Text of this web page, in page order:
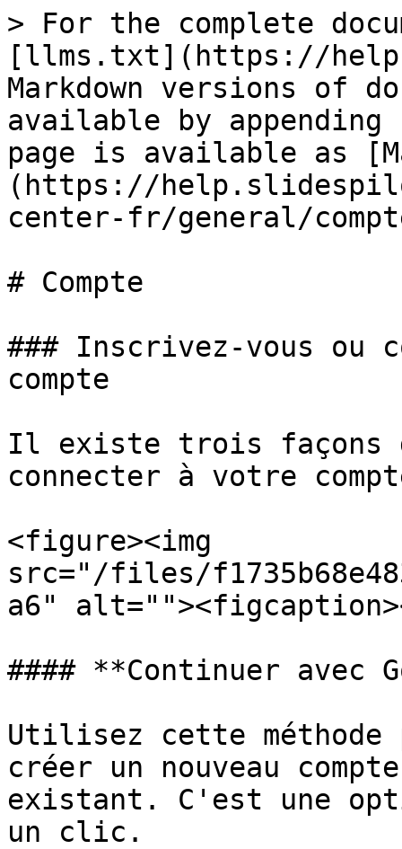
> For the complete
[llms.txt](https://
Markdown versions of
available by
page is available as
(https://
center-fr/general/
# Compte
### Inscrivez-vous ou
compte
Il existe trois façons
connecter à votre
<figure><img
src="/files/
a6"
#### **Continuer avec
Utilisez cette méthode
créer un nouveau
existant. C'est une
un clic.